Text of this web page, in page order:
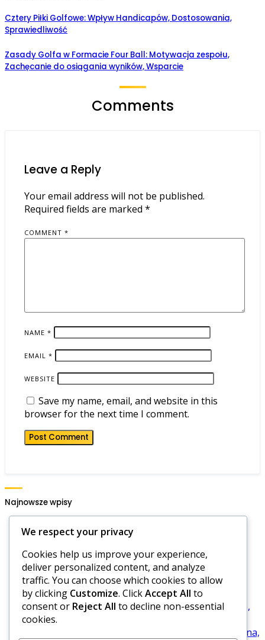
Cztery Piłki Golfowe: Wpływ Handicapów, Dostosowania,
Sprawiedliwość
Zasady Golfa w Formacie Four Ball: Motywacja zespołu,
Zachęcanie do osiągania wyników, Wsparcie
Comments
Leave a Reply
Your email address will not be published.
Required fields are marked *
COMMENT *
NAME *
EMAIL *
WEBSITE
Save my name, email, and website in this
browser for the next time I comment.
Najnowsze wpisy
Cztery metody punktacji w golfie, ewolucja,
nowoczesne praktyki
Zasady Golfa w Formacie Four Ball: Dynamika
partnerów, Style komunikacji, Przydzielanie ról
Cztery Piłki Golfowe: Limity czasowe, Tempo gry,
Kary za wolną grę
Zasady Golfa w Formacie Four Ball: Oceny po grze,
Uczenie się na doświadczeniach, Opinie
Zasady Golfa w Formacie Four Ball: Gra strategiczna,
We respect your privacy
Cookies help us improve your experience,
deliver personalized content, and analyze
traffic. You can choose which cookies to allow
by clicking Customize. ClickAccept All to
consent or Reject All to decline non-essential
cookies.